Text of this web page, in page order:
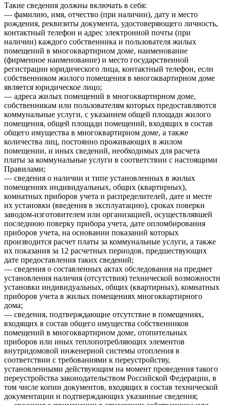
Такие сведения должны включать в себя:
— фамилию, имя, отчество (при наличии), дату и место
рождения, реквизиты документа, удостоверяющего личность,
контактный телефон и адрес электронной почты (при
наличии) каждого собственника и пользователя жилых
помещений в многоквартирном доме, наименование
(фирменное наименование) и место государственной
регистрации юридического лица, контактный телефон, если
собственником жилого помещения в многоквартирном доме
является юридическое лицо;
— адреса жилых помещений в многоквартирном доме,
собственникам или пользователям которых предоставляются
коммунальные услуги, с указанием общей площади жилого
помещения, общей площади помещений, входящих в состав
общего имущества в многоквартирном доме, а также
количества лиц, постоянно проживающих в жилом
помещении, и иных сведений, необходимых для расчета
платы за коммунальные услуги в соответствии с настоящими
Правилами;
— сведения о наличии и типе установленных в жилых
помещениях индивидуальных, общих (квартирных),
комнатных приборов учета и распределителей, дате и месте
их установки (введения в эксплуатацию), сроках поверки
заводом-изготовителем или организацией, осуществлявшей
последнюю поверку прибора учета, дате опломбирования
приборов учета, на основании показаний которых
производится расчет платы за коммунальные услуги, а также
их показания за 12 расчетных периодов, предшествующих
дате предоставления таких сведений;
— сведения о составленных актах обследования на предмет
установления наличия (отсутствия) технической возможности
установки индивидуальных, общих (квартирных), комнатных
приборов учета в жилых помещениях многоквартирного
дома;
— сведения, подтверждающие отсутствие в помещениях,
входящих в состав общего имущества собственников
помещений в многоквартирном доме, отопительных
приборов или иных теплопотребляющих элементов
внутридомовой инженерной системы отопления в
соответствии с требованиями к переустройству,
установленными действующим на момент проведения такого
переустройства законодательством Российской Федерации, в
том числе копии документов, входящих в состав технической
документации и подтверждающих указанные сведения;